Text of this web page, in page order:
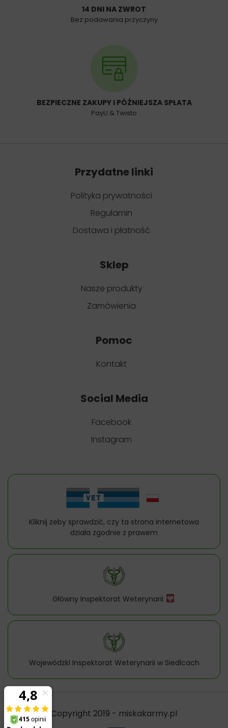
14 DNI NA ZWROT
Bez podawania przyczyny
BEZPIECZNE ZAKUPY I PÓŹNIEJSZA SPŁATA
PayU & Twisto
Przydatne linki
Polityka prywatności
Regulamin
Dostawa i płatność
Sklep
Nasze produkty
Zamówienia
Pomoc
Kontakt
Social Media
Facebook
Instagram
Kliknij żeby sprawdzić, czy ta strona internetowa
działa zgodnie z prawem
Główny Inspektorat Weterynarii
Wojewódzki Inspektorat Weterynarii w Siedlcach
Copyright 2019 - miskakarmy.pl